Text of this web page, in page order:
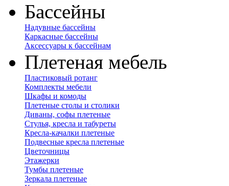
Бассейны
Надувные бассейны
Каркасные бассейны
Аксессуары к бассейнам
Плетеная мебель
Пластиковый ротанг
Комплекты мебели
Шкафы и комоды
Плетеные столы и столики
Диваны, софы плетеные
Стулья, кресла и табуреты
Кресла-качалки плетеные
Подвесные кресла плетеные
Цветочницы
Этажерки
Тумбы плетеные
Зеркала плетеные